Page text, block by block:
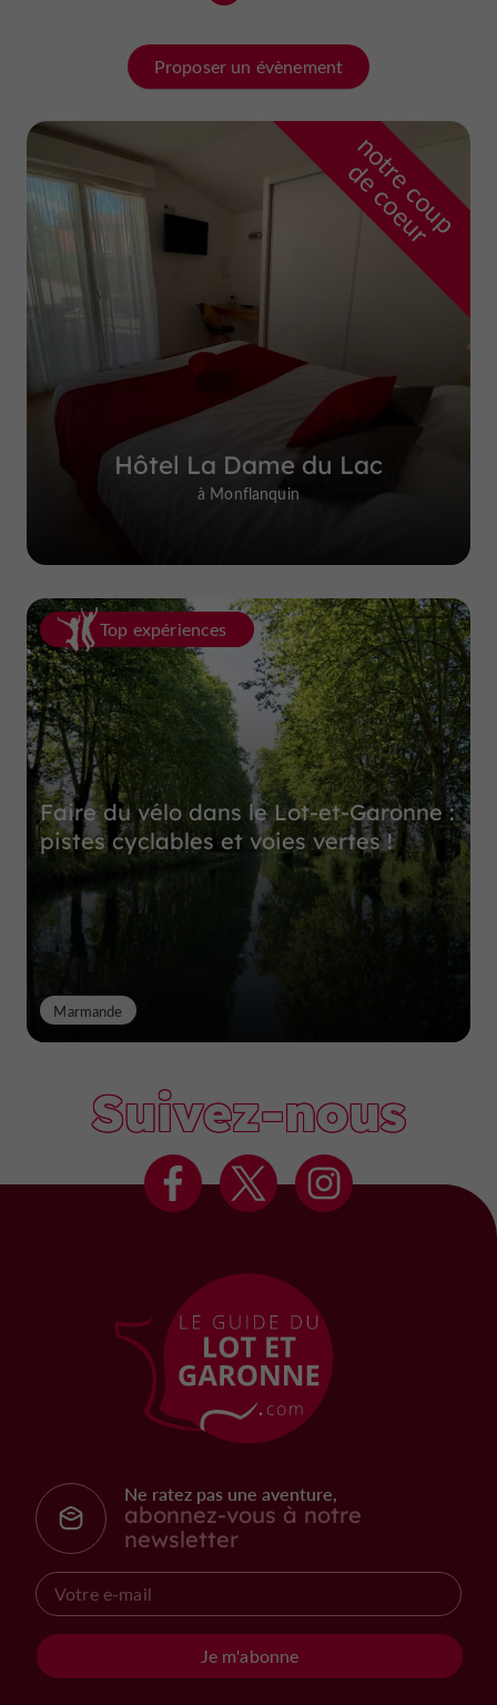
Proposer un évènement
n
o
t
r
e
c
o
u
p
d
e
c
o
e
u
r
Hôtel La Dame du Lac
à Monflanquin
Top expériences
Faire du vélo dans le Lot-et-Garonne :
pistes cyclables et voies vertes !
Marmande
Suivez-nous
Ne ratez pas une aventure,
abonnez-vous à notre
newsletter
Je m'abonne